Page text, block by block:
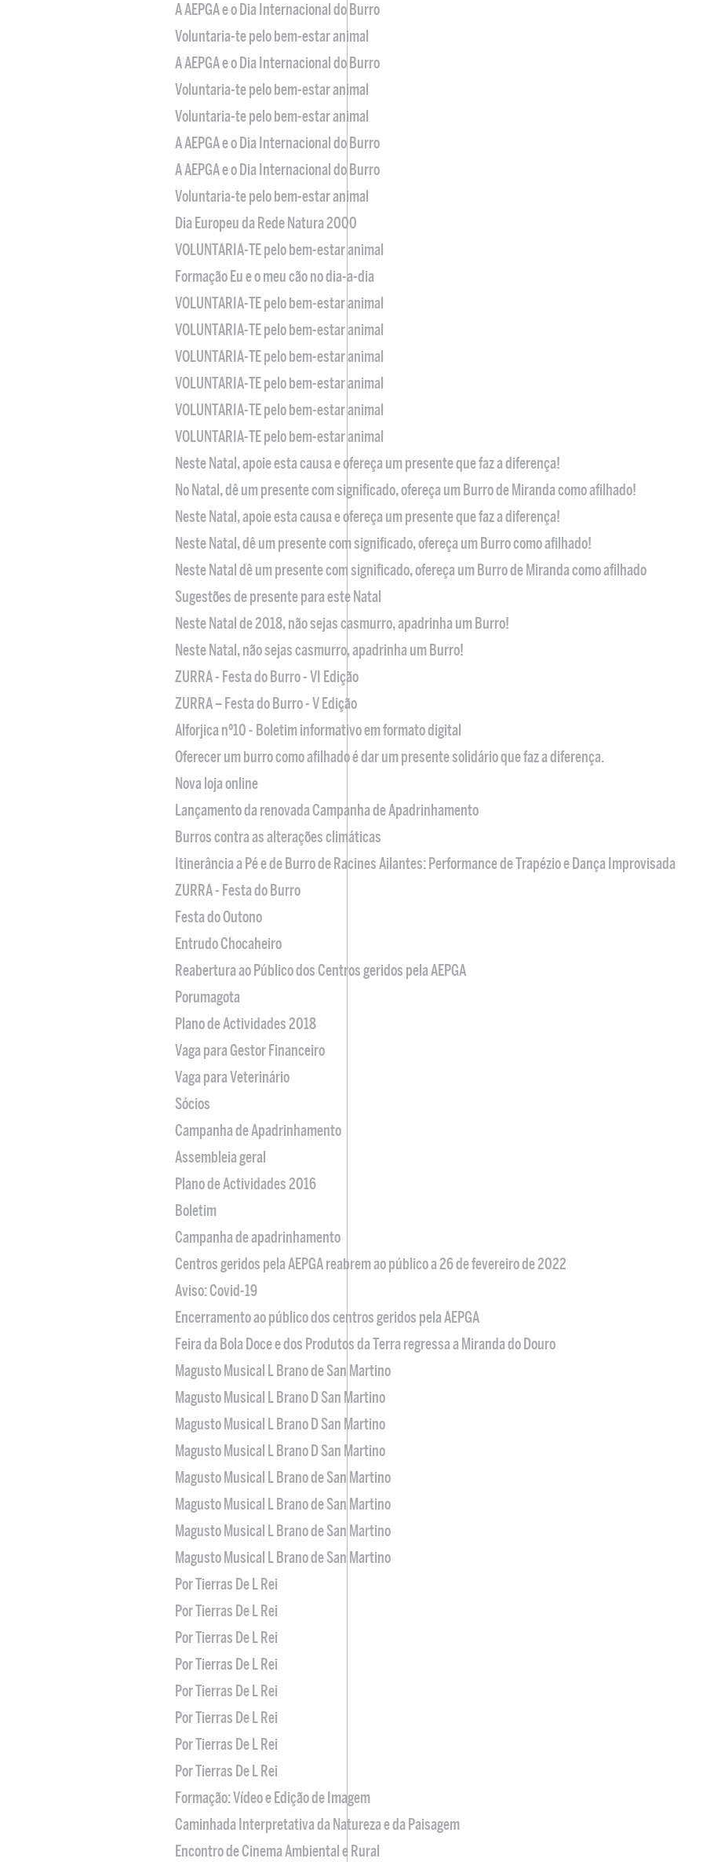
A AEPGA e o Dia Internacional do Burro
Voluntaria-te pelo bem-estar animal
A AEPGA e o Dia Internacional do Burro
Voluntaria-te pelo bem-estar animal
Voluntaria-te pelo bem-estar animal
A AEPGA e o Dia Internacional do Burro
A AEPGA e o Dia Internacional do Burro
Voluntaria-te pelo bem-estar animal
Dia Europeu da Rede Natura 2000
VOLUNTARIA-TE pelo bem-estar animal
Formação Eu e o meu cão no dia-a-dia
VOLUNTARIA-TE pelo bem-estar animal
VOLUNTARIA-TE pelo bem-estar animal
VOLUNTARIA-TE pelo bem-estar animal
VOLUNTARIA-TE pelo bem-estar animal
VOLUNTARIA-TE pelo bem-estar animal
VOLUNTARIA-TE pelo bem-estar animal
Neste Natal, apoie esta causa e ofereça um presente que faz a diferença!
No Natal, dê um presente com significado, ofereça um Burro de Miranda como afilhado!
Neste Natal, apoie esta causa e ofereça um presente que faz a diferença!
Neste Natal, dê um presente com significado, ofereça um Burro como afilhado!
Neste Natal dê um presente com significado, ofereça um Burro de Miranda como afilhado
Sugestões de presente para este Natal
Neste Natal de 2018, não sejas casmurro, apadrinha um Burro!
Neste Natal, não sejas casmurro, apadrinha um Burro!
ZURRA - Festa do Burro - VI Edição
ZURRA – Festa do Burro - V Edição
Alforjica nº10 - Boletim informativo em formato digital
Oferecer um burro como afilhado é dar um presente solidário que faz a diferença.
Nova loja online
Lançamento da renovada Campanha de Apadrinhamento
Burros contra as alterações climáticas
Itinerância a Pé e de Burro de Racines Ailantes: Performance de Trapézio e Dança Improvisada
ZURRA - Festa do Burro
Festa do Outono
Entrudo Chocaheiro
Reabertura ao Público dos Centros geridos pela AEPGA
Porumagota
Plano de Actividades 2018
Vaga para Gestor Financeiro
Vaga para Veterinário
Sócios
Campanha de Apadrinhamento
Assembleia geral
Plano de Actividades 2016
Boletim
Campanha de apadrinhamento
Centros geridos pela AEPGA reabrem ao público a 26 de fevereiro de 2022
Aviso: Covid-19
Encerramento ao público dos centros geridos pela AEPGA
Feira da Bola Doce e dos Produtos da Terra regressa a Miranda do Douro
Magusto Musical L Brano de San Martino
Magusto Musical L Brano D San Martino
Magusto Musical L Brano D San Martino
Magusto Musical L Brano D San Martino
Magusto Musical L Brano de San Martino
Magusto Musical L Brano de San Martino
Magusto Musical L Brano de San Martino
Magusto Musical L Brano de San Martino
Por Tierras De L Rei
Por Tierras De L Rei
Por Tierras De L Rei
Por Tierras De L Rei
Por Tierras De L Rei
Por Tierras De L Rei
Por Tierras De L Rei
Por Tierras De L Rei
Formação: Vídeo e Edição de Imagem
Caminhada Interpretativa da Natureza e da Paisagem
Encontro de Cinema Ambiental e Rural